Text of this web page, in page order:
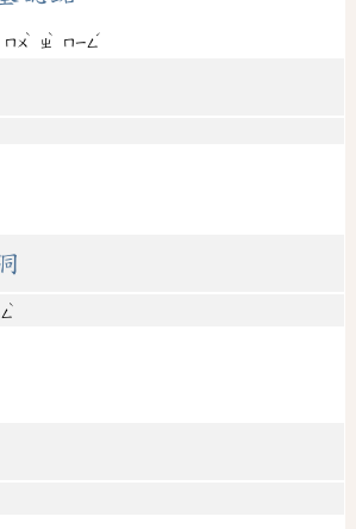
ㄇㄨ
ˋ
ㄓ
ˋ
ㄇㄧㄥ
ˊ
ˋ